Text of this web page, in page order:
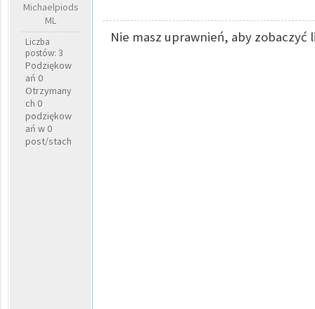
Michaelpiods
ML
Liczba
postów: 3
Podziękow
ań 0
Otrzymany
ch 0
podziękow
ań w 0
post/stach
Nie masz uprawnień, aby zobaczyć